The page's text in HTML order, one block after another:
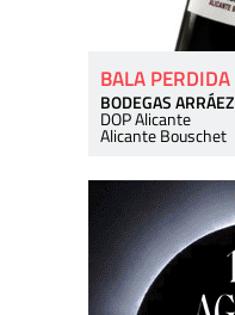
BALA PERDIDA
BODEGAS ARRÁEZ
DOP Alicante
Alicante Bouschet